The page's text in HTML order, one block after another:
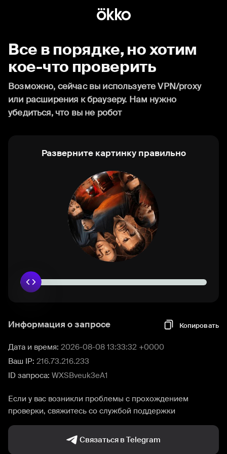
Все в порядке, но хотим
кое-что проверить
Возможно, сейчас вы используете VPN/proxy
или расширения к браузеру. Нам нужно
убедиться, что вы не робот
Разверните картинку правильно
Информация о запросе Копировать
Дата и время: 2026-08-08 13:33:32 +0000
Ваш IP: 216.73.216.233
ID запроса: WXSBveuk3eA1
Если у вас возникли проблемы с прохождением
проверки, свяжитесь со службой поддержки
Связаться в Telegram